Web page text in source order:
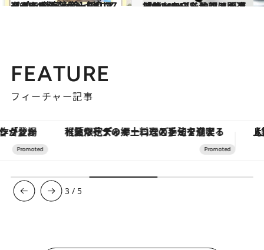
2024.11.2
【2024秋冬ヘア】“切り込みライン”が今っぽいスタイル5選 ショートもロングもお洒落度一気にアップ
ビューティ＆ヘルス 2024.12.6
「シャワーで洗顔は間違いだった！」リファの高機能シャワーヘッドが手放せない【私的ベストコスメ2024】
ビューティ＆ヘルス
FEATURE
フィーチャー記事
【夏限定ディナーコース】旬を迎える稚鮎や花ズッキーニなどをイタリア・トスカーナの郷土料理の手法で満喫！ 【銀座で出合う最旬美容】美髪ケアや上質
3 / 5